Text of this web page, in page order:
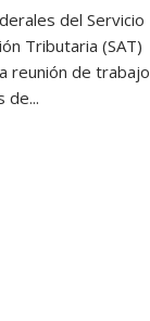
del Servicio
Tributaria (SAT)
reunión de trabajo
de...